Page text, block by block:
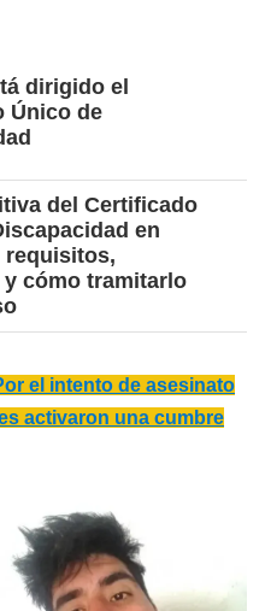
dirigido el
Único de
del Certificado
en
requisitos,
y cómo tramitarlo
el intento de asesinato
activaron una cumbre